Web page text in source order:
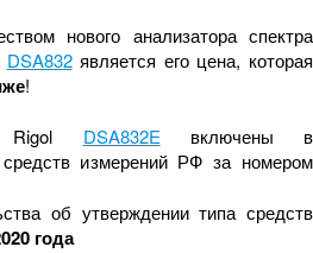
нового анализатора спектра
DSA832является его цена, которая
!
Rigol DSA832Eвключены в
средств измерений РФ за номером
об утверждении типа средств
года